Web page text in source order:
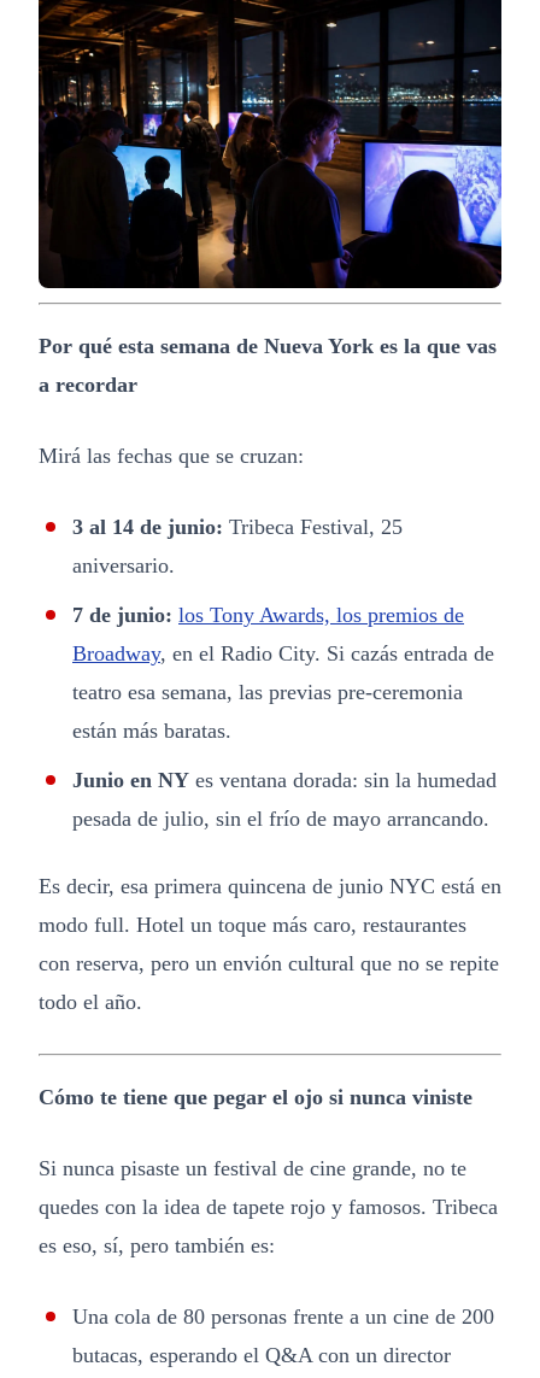
Por qué esta semana de Nueva York es la que vas
a recordar
Mirá las fechas que se cruzan:
3 al 14 de junio: Tribeca Festival, 25
aniversario.
7 de junio: los Tony Awards, los premios de
Broadway, en el Radio City. Si cazás entrada de
teatro esa semana, las previas pre-ceremonia
están más baratas.
Junio en NY es ventana dorada: sin la humedad
pesada de julio, sin el frío de mayo arrancando.
Es decir, esa primera quincena de junio NYC está en
modo full. Hotel un toque más caro, restaurantes
con reserva, pero un envión cultural que no se repite
todo el año.
Cómo te tiene que pegar el ojo si nunca viniste
Si nunca pisaste un festival de cine grande, no te
quedes con la idea de tapete rojo y famosos. Tribeca
es eso, sí, pero también es:
Una cola de 80 personas frente a un cine de 200
butacas, esperando el Q&A con un director